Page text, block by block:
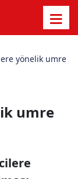
yönelik umre
umre